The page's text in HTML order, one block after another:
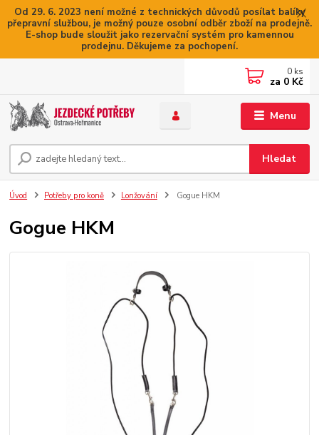
Od 29. 6. 2023 není možné z technických důvodů posílat balíky
přepravní službou, je možný pouze osobní odběr zboží na prodejně.
E-shop bude sloužit jako rezervační systém pro kamennou
prodejnu. Děkujeme za pochopení.
Menu
Hledat
0 ks
za 0 Kč
Úvod Potřeby pro koně Lonžování Gogue HKM
Gogue HKM